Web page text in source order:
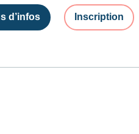
d’infos Inscription